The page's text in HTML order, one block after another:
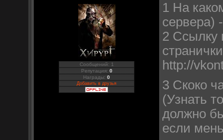
Сообщений: 1
Репутация: 0
Награды:0
Добавить в друзья
1 На
сервера)
2 Ссылку
http://
3 Скоко
(Узнать
должно
если